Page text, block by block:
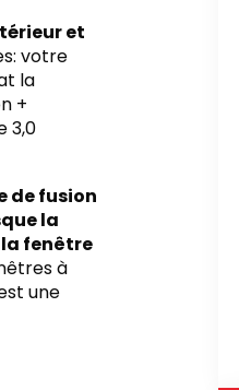
et
votre
la
+
3,0
de fusion
la
fenêtre
à
une